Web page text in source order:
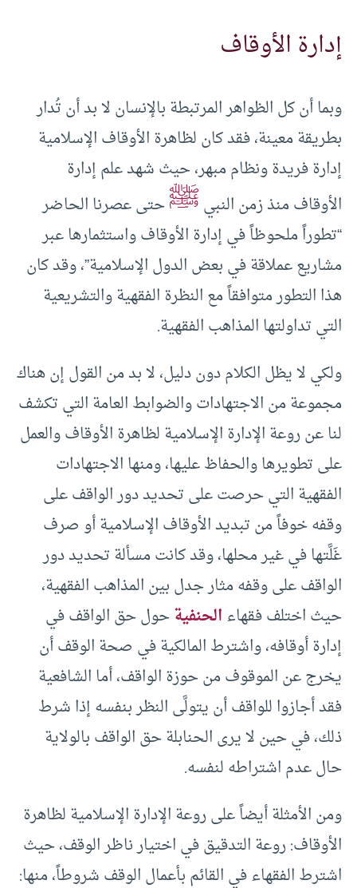
إدارة الأوقاف
وبما أن كل الظواهر المرتبطة بالإنسان لا بد أن تُدار
بطريقة معينة، فقد كان لظاهرة الأوقاف الإسلامية
إدارة فريدة ونظام مبهر، حيث شهد علم إدارة
الأوقاف منذ زمن النبيﷺحتى عصرنا الحاضر
“تطوراً ملحوظاً في إدارة الأوقاف واستثمارها عبر
مشاريع عملاقة في بعض الدول الإسلامية”، وقد كان
هذا التطور متوافقاً مع النظرة الفقهية والتشريعية
التي تداولتها المذاهب الفقهية.
ولكي لا يظل الكلام دون دليل، لا بد من القول إن هناك
مجموعة من الاجتهادات والضوابط العامة التي تكشف
لنا عن روعة الإدارة الإسلامية لظاهرة الأوقاف والعمل
على تطويرها والحفاظ عليها، ومنها الاجتهادات
الفقهية التي حرصت على تحديد دور الواقف على
وقفه خوفاً من تبديد الأوقاف الإسلامية أو صرف
غَلَّتها في غير محلها، وقد كانت مسألة تحديد دور
الواقف على وقفه مثار جدل بين المذاهب الفقهية،
حيث اختلف فقهاءالحنفيةحول حق الواقف في
إدارة أوقافه، واشترط المالكية في صحة الوقف أن
يخرج عن الموقوف من حوزة الواقف، أما الشافعية
فقد أجازوا للواقف أن يتولَّى النظر بنفسه إذا شرط
ذلك، في حين لا يرى الحنابلة حق الواقف بالولاية
حال عدم اشتراطه لنفسه.
ومن الأمثلة أيضاً على روعة الإدارة الإسلامية لظاهرة
الأوقاف: روعة التدقيق في اختيار ناظر الوقف، حيث
اشترط الفقهاء في القائم بأعمال الوقف شروطاً، منها: